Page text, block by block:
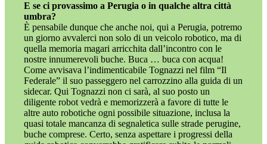
E se ci provassimo a Perugia o in qualche altra città
umbra?
È pensabile dunque che anche noi, qui a Perugia, potremo
un giorno avvalerci non solo di un veicolo robotico, ma di
quella memoria magari arricchita dall’incontro con le
nostre innumerevoli buche. Buca … buca con acqua!
Come avvisava l’indimenticabile Tognazzi nel film “Il
Federale” il suo passeggero nel carrozzino alla guida di un
sidecar. Qui Tognazzi non ci sarà, al suo posto un
diligente robot vedrà e memorizzerà a favore di tutte le
altre auto robotiche ogni possibile situazione, inclusa la
quasi totale mancanza di segnaletica sulle strade perugine,
buche comprese. Certo, senza aspettare i progressi della